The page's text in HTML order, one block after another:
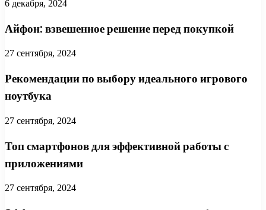
6 декабря, 2024
Айфон: взвешенное решение перед покупкой
27 сентября, 2024
Рекомендации по выбору идеального игрового
ноутбука
27 сентября, 2024
Топ смартфонов для эффективной работы с
приложениями
27 сентября, 2024